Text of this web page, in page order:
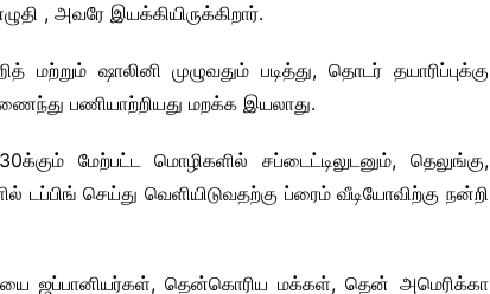
, அவரே இயக்கியிருக்கிறார்.
ஷாலினி முழுவதும் படித்து, தொடர் தயாரிப்புக்கு
பணியாற்றியது மறக்க இயலாது.
மேற்பட்ட மொழிகளில் சப்டைட்டிலுடனும், தெலுங்கு,
செய்து வெளியிடுவதற்கு ப்ரைம் வீடியோவிற்கு நன்றி
ஜப்பானியர்கள், தென்கொரிய மக்கள், தென் அமெரிக்கா